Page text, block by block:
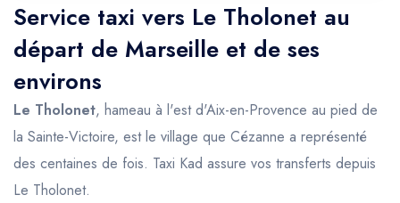
Service taxi vers Le Tholonet au
départ de Marseille et de ses
environs
Le Tholonet, hameau à l'est d'Aix-en-Provence au pied de
la Sainte-Victoire, est le village que Cézanne a représenté
des centaines de fois. Taxi Kad assure vos transferts depuis
Le Tholonet.